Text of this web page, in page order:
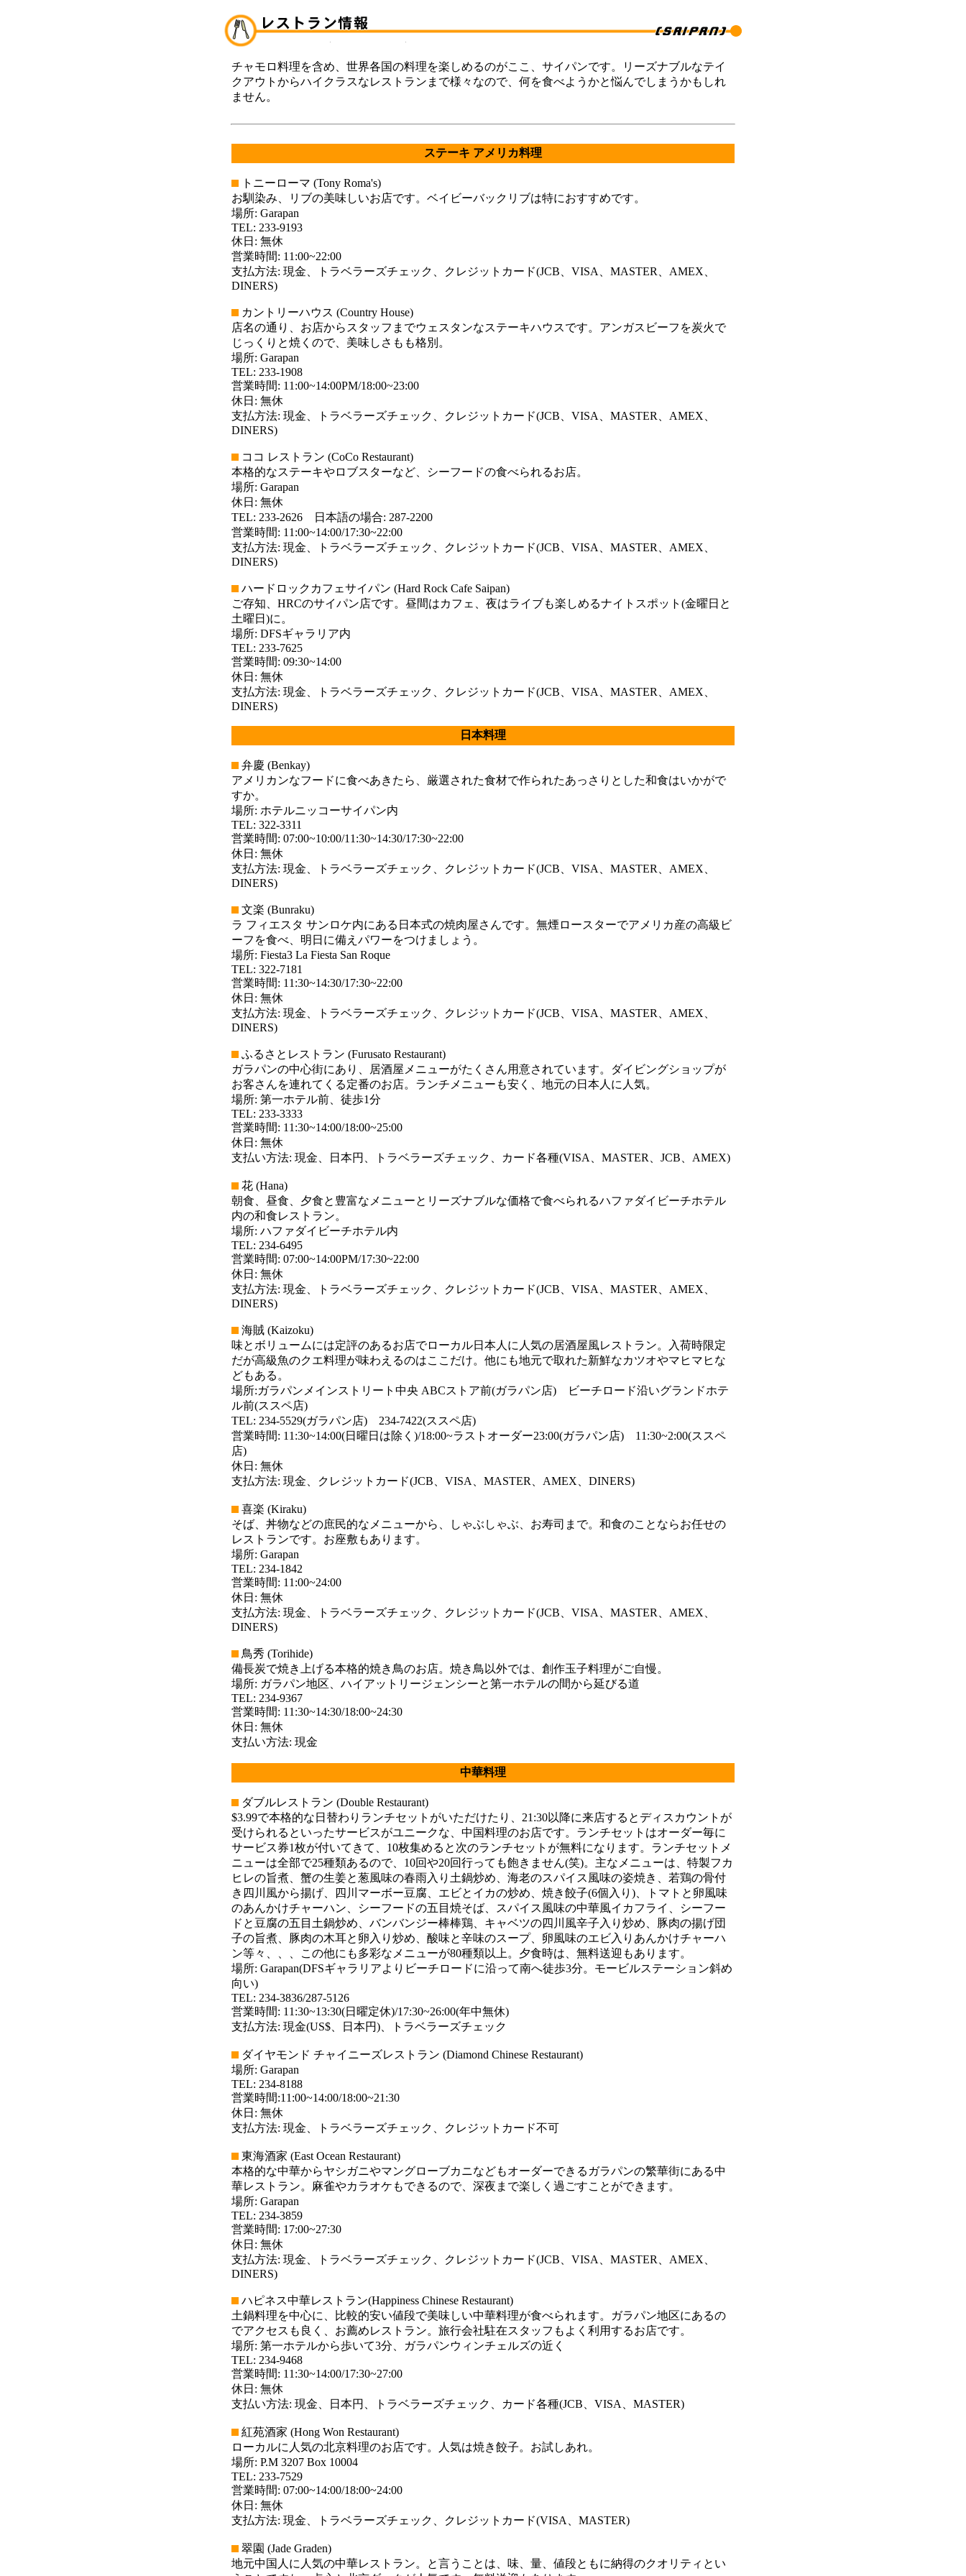
チャモロ料理を含め、世界各国の料理を楽しめるのがここ、サイパンです。リーズナブルなテイ
クアウトからハイクラスなレストランまで様々なので、何を食べようかと悩んでしまうかもしれ
ません。
ステーキ アメリカ料理
トニーローマ (Tony Roma's)
お馴染み、リブの美味しいお店です。ベイビーバックリブは特におすすめです。
場所: Garapan
TEL: 233-9193
休日: 無休
営業時間: 11:00~22:00
支払方法: 現金、トラベラーズチェック、クレジットカード(JCB、VISA、MASTER、AMEX、
DINERS)
カントリーハウス (Country House)
店名の通り、お店からスタッフまでウェスタンなステーキハウスです。アンガスビーフを炭火で
じっくりと焼くので、美味しさもも格別。
場所: Garapan
TEL: 233-1908
営業時間: 11:00~14:00PM/18:00~23:00
休日: 無休
支払方法: 現金、トラベラーズチェック、クレジットカード(JCB、VISA、MASTER、AMEX、
DINERS)
ココ レストラン (CoCo Restaurant)
本格的なステーキやロブスターなど、シーフードの食べられるお店。
場所: Garapan
休日: 無休
TEL: 233-2626 日本語の場合: 287-2200
営業時間: 11:00~14:00/17:30~22:00
支払方法: 現金、トラベラーズチェック、クレジットカード(JCB、VISA、MASTER、AMEX、
DINERS)
ハードロックカフェサイパン (Hard Rock Cafe Saipan)
ご存知、HRCのサイパン店です。昼間はカフェ、夜はライブも楽しめるナイトスポット(金曜日と
土曜日)に。
場所: DFSギャラリア内
TEL: 233-7625
営業時間: 09:30~14:00
休日: 無休
支払方法: 現金、トラベラーズチェック、クレジットカード(JCB、VISA、MASTER、AMEX、
DINERS)
日本料理
弁慶 (Benkay)
アメリカンなフードに食べあきたら、厳選された食材で作られたあっさりとした和食はいかがで
すか。
場所: ホテルニッコーサイパン内
TEL: 322-3311
営業時間: 07:00~10:00/11:30~14:30/17:30~22:00
休日: 無休
支払方法: 現金、トラベラーズチェック、クレジットカード(JCB、VISA、MASTER、AMEX、
DINERS)
文楽 (Bunraku)
ラ フィエスタ サンロケ内にある日本式の焼肉屋さんです。無煙ロースターでアメリカ産の高級ビ
ーフを食べ、明日に備えパワーをつけましょう。
場所: Fiesta3 La Fiesta San Roque
TEL: 322-7181
営業時間: 11:30~14:30/17:30~22:00
休日: 無休
支払方法: 現金、トラベラーズチェック、クレジットカード(JCB、VISA、MASTER、AMEX、
DINERS)
ふるさとレストラン (Furusato Restaurant)
ガラパンの中心街にあり、居酒屋メニューがたくさん用意されています。ダイビングショップが
お客さんを連れてくる定番のお店。ランチメニューも安く、地元の日本人に人気。
場所: 第一ホテル前、徒歩1分
TEL: 233-3333
営業時間: 11:30~14:00/18:00~25:00
休日: 無休
支払い方法: 現金、日本円、トラベラーズチェック、カード各種(VISA、MASTER、JCB、AMEX)
花 (Hana)
朝食、昼食、夕食と豊富なメニューとリーズナブルな価格で食べられるハファダイビーチホテル
内の和食レストラン。
場所: ハファダイビーチホテル内
TEL: 234-6495
営業時間: 07:00~14:00PM/17:30~22:00
休日: 無休
支払方法: 現金、トラベラーズチェック、クレジットカード(JCB、VISA、MASTER、AMEX、
DINERS)
海賊 (Kaizoku)
味とボリュームには定評のあるお店でローカル日本人に人気の居酒屋風レストラン。入荷時限定
だが高級魚のクエ料理が味わえるのはここだけ。他にも地元で取れた新鮮なカツオやマヒマヒな
どもある。
場所:ガラパンメインストリート中央 ABCストア前(ガラパン店) ビーチロード沿いグランドホテ
ル前(ススペ店)
TEL: 234-5529(ガラパン店) 234-7422(ススペ店)
営業時間: 11:30~14:00(日曜日は除く)/18:00~ラストオーダー23:00(ガラパン店) 11:30~2:00(ススペ
店)
休日: 無休
支払方法: 現金、クレジットカード(JCB、VISA、MASTER、AMEX、DINERS)
喜楽 (Kiraku)
そば、丼物などの庶民的なメニューから、しゃぶしゃぶ、お寿司まで。和食のことならお任せの
レストランです。お座敷もあります。
場所: Garapan
TEL: 234-1842
営業時間: 11:00~24:00
休日: 無休
支払方法: 現金、トラベラーズチェック、クレジットカード(JCB、VISA、MASTER、AMEX、
DINERS)
鳥秀 (Torihide)
備長炭で焼き上げる本格的焼き鳥のお店。焼き鳥以外では、創作玉子料理がご自慢。
場所: ガラパン地区、ハイアットリージェンシーと第一ホテルの間から延びる道
TEL: 234-9367
営業時間: 11:30~14:30/18:00~24:30
休日: 無休
支払い方法: 現金
中華料理
ダブルレストラン (Double Restaurant)
$3.99で本格的な日替わりランチセットがいただけたり、21:30以降に来店するとディスカウントが
受けられるといったサービスがユニークな、中国料理のお店です。ランチセットはオーダー毎に
サービス券1枚が付いてきて、10枚集めると次のランチセットが無料になります。ランチセットメ
ニューは全部で25種類あるので、10回や20回行っても飽きません(笑)。主なメニューは、特製フカ
ヒレの旨煮、蟹の生姜と葱風味の春雨入り土鍋炒め、海老のスパイス風味の姿焼き、若鶏の骨付
き四川風から揚げ、四川マーボー豆腐、エビとイカの炒め、焼き餃子(6個入り)、トマトと卵風味
のあんかけチャーハン、シーフードの五目焼そば、スパイス風味の中華風イカフライ、シーフー
ドと豆腐の五目土鍋炒め、バンバンジー棒棒鶏、キャベツの四川風辛子入り炒め、豚肉の揚げ団
子の旨煮、豚肉の木耳と卵入り炒め、酸味と辛味のスープ、卵風味のエビ入りあんかけチャーハ
ン等々、、、この他にも多彩なメニューが80種類以上。夕食時は、無料送迎もあります。
場所: Garapan(DFSギャラリアよりビーチロードに沿って南へ徒歩3分。モービルステーション斜め
向い)
TEL: 234-3836/287-5126
営業時間: 11:30~13:30(日曜定休)/17:30~26:00(年中無休)
支払方法: 現金(US$、日本円)、トラベラーズチェック
ダイヤモンド チャイニーズレストラン (Diamond Chinese Restaurant)
場所: Garapan
TEL: 234-8188
営業時間:11:00~14:00/18:00~21:30
休日: 無休
支払方法: 現金、トラベラーズチェック、クレジットカード不可
東海酒家 (East Ocean Restaurant)
本格的な中華からヤシガニやマングローブカニなどもオーダーできるガラパンの繁華街にある中
華レストラン。麻雀やカラオケもできるので、深夜まで楽しく過ごすことができます。
場所: Garapan
TEL: 234-3859
営業時間: 17:00~27:30
休日: 無休
支払方法: 現金、トラベラーズチェック、クレジットカード(JCB、VISA、MASTER、AMEX、
DINERS)
ハピネス中華レストラン(Happiness Chinese Restaurant)
土鍋料理を中心に、比較的安い値段で美味しい中華料理が食べられます。ガラパン地区にあるの
でアクセスも良く、お薦めレストラン。旅行会社駐在スタッフもよく利用するお店です。
場所: 第一ホテルから歩いて3分、ガラパンウィンチェルズの近く
TEL: 234-9468
営業時間: 11:30~14:00/17:30~27:00
休日: 無休
支払い方法: 現金、日本円、トラベラーズチェック、カード各種(JCB、VISA、MASTER)
紅苑酒家 (Hong Won Restaurant)
ローカルに人気の北京料理のお店です。人気は焼き餃子。お試しあれ。
場所: P.M 3207 Box 10004
TEL: 233-7529
営業時間: 07:00~14:00/18:00~24:00
休日: 無休
支払方法: 現金、トラベラーズチェック、クレジットカード(VISA、MASTER)
翠園 (Jade Graden)
地元中国人に人気の中華レストラン。と言うことは、味、量、値段ともに納得のクオリティとい